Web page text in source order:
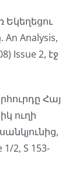
Analysis,
Issue 2, էջ
Հայ
ուղի
1/2, S 153-